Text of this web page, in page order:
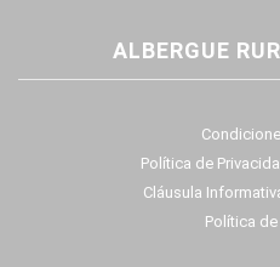
ALBERGUE
Política de
Cláusula
Política